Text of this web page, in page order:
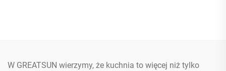
W GREATSUN wierzymy, że kuchnia to więcej niż tylko